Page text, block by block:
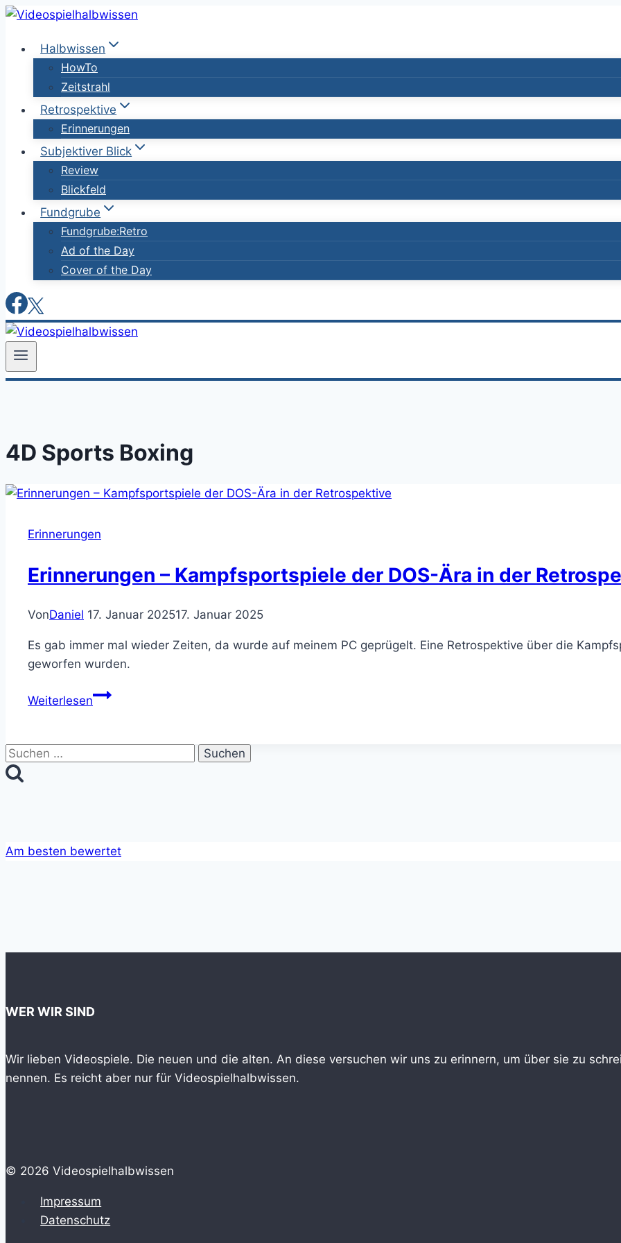
Zum
springenHalbwissen
HowTo
Zeitstrahl
Retrospektive
Erinnerungen
Subjektiver Blick
Review
Blickfeld
Fundgrube
Fundgrube:Retro
Ad of the Day
Cover of the Day
4D Sports Boxing
Erinnerungen
Erinnerungen – Kampfsportspiele der DOS-Ära in der
VonDaniel 17. Januar 202517. Januar 2025
Es gab immer mal wieder Zeiten, da wurde auf meinem PC geprügelt. Eine Retrospektive über die
geworfen wurden.
WeiterlesenErinnerungen
der
Suchen
nach:
Am besten bewertet
WER WIR SIND
Wir lieben Videospiele. Die neuen und die alten. An diese versuchen wir uns zu erinnern, um über sie zu
nennen. Es reicht aber nur für Videospielhalbwissen.
© 2026 Videospielhalbwissen
Impressum
Datenschutz